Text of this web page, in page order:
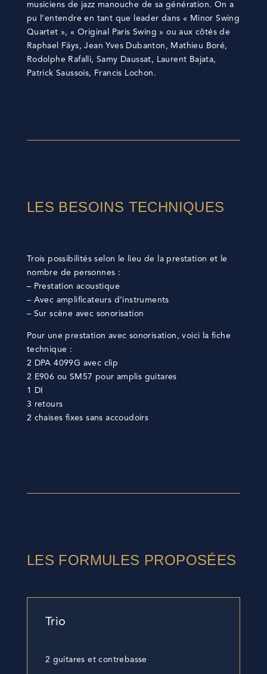
musiciens de jazz manouche de sa génération. On a
pu l’entendre en tant que leader dans « Minor Swing
Quartet », « Original Paris Swing » ou aux côtés de
Raphael Fäys, Jean Yves Dubanton, Mathieu Boré,
Rodolphe Rafalli, Samy Daussat, Laurent Bajata,
Patrick Saussois, Francis Lochon.
LES BESOINS TECHNIQUES
Trois possibilités selon le lieu de la prestation et le
nombre de personnes :
– Prestation acoustique
– Avec amplificateurs d’instruments
– Sur scène avec sonorisation
Pour une prestation avec sonorisation, voici la fiche
technique :
2 DPA 4099G avec clip
2 E906 ou SM57 pour amplis guitares
1 DI
3 retours
2 chaises fixes sans accoudoirs
LES FORMULES PROPOSÉES
Trio
2 guitares et contrebasse